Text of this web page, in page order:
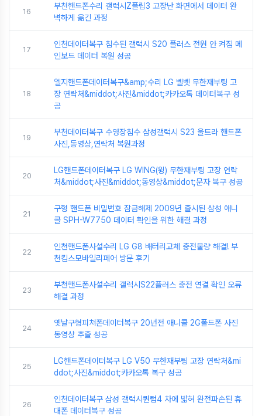
16
부천핸드폰수리 갤럭시Z플립3 고장난 화면에서 데이터 완
벽하게 옮긴 과정
17
인천데이터복구 침수된 갤럭시 S20 플러스 전원 안 켜짐 메
인보드 데이터 복원 성공
18
엘지핸드폰데이터복구&amp;수리 LG 벨벳 무한재부팅 고
장 연락처&middot;사진&middot;카카오톡 데이터복구 성
공
19
부천데이터복구 수영장침수 삼성갤럭시 S23 울트라 핸드폰
사진,동영상,연락처 복원과정
20
LG핸드폰데이터복구 LG WING(윙) 무한재부팅 고장 연락
처&middot;사진&middot;동영상&middot;문자 복구 성공
21
구형 핸드폰 비밀번호 잠금해제 2009년 출시된 삼성 애니
콜 SPH-W7750 데이터 확인을 위한 해결 과정
22
인천핸드폰사설수리 LG G8 배터리교체 충전불량 해결! 부
천킴스모바일리페어 방문 후기
23
부천핸드폰사설수리 갤럭시S22플러스 충전 연결 확인 오류
해결 과정
24
옛날구형피쳐폰데이터복구 20년전 애니콜 2G폴드폰 사진
동영상 추출 성공
25
LG핸드폰데이터복구 LG V50 무한재부팅 고장 연락처&mi
ddot;사진&middot;카카오톡 복구 성공
26
인천데이터복구 삼성 갤럭시퀀텀4 차에 밟혀 완전파손된 휴
대폰 데이터복구 성공